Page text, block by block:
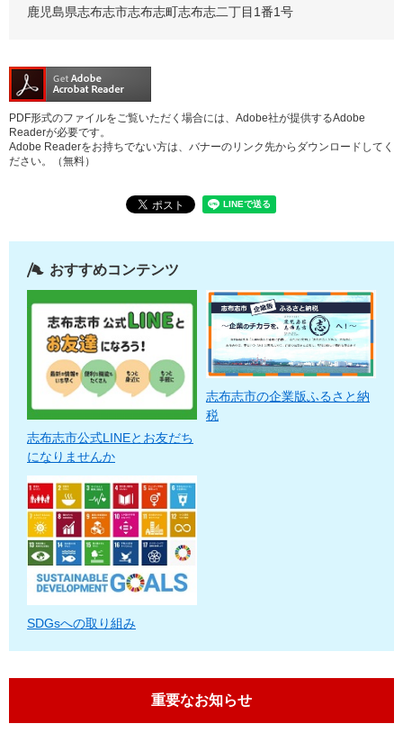
鹿児島県志布志市志布志町志布志二丁目1番1号
PDF形式のファイルをご覧いただく場合には、Adobe社が提供するAdobe
Readerが必要です。
Adobe Readerをお持ちでない方は、バナーのリンク先からダウンロードしてく
ださい。（無料）
おすすめコンテンツ
志布志市公式LINEとお友だち
になりませんか
志布志市の企業版ふるさと納
税
SDGsへの取り組み
重要なお知らせ